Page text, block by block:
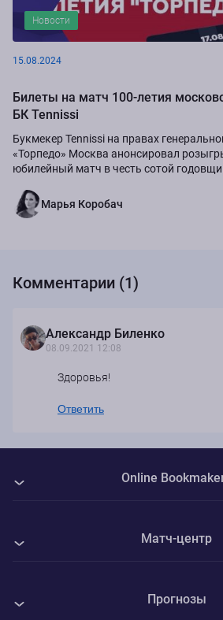
Новости
15.08.2024
Билеты на матч 100-летия
БК Tennissi
Букмекер Tennissi на правах
«Торпедо» Москва анонсировал
юбилейный матч в честь сотой
Марья Коробач
Комментарии (1)
Александр Биленко
08.09.2021 12:08
Здоровья!
Ответить
Прогнозы
Матч-центр
Online
Контакты